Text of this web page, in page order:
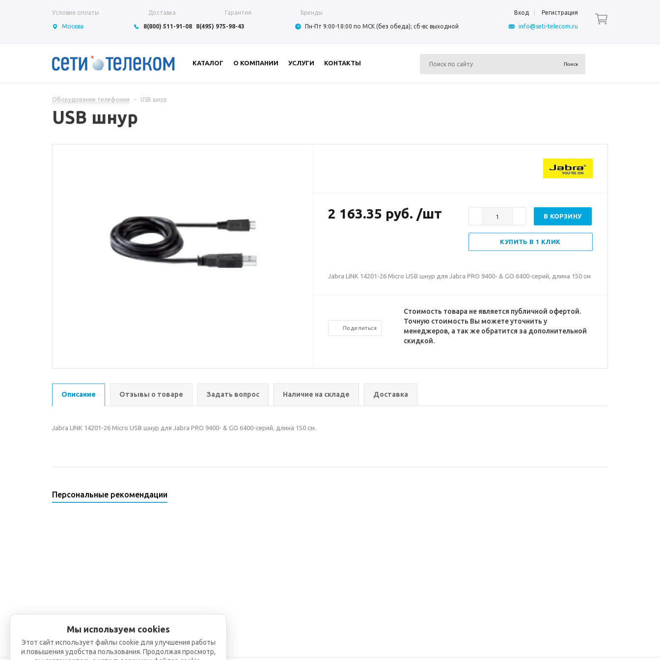
Условия оплаты Доставка Гарантия Бренды Вход Регистрация
Москва 8(800) 511-91-08 8(495) 975-98-43 Пн-Пт 9:00-18:00 по МСК (без обеда); сб-вс выходной info@seti-telecom.ru
КАТАЛОГ О КОМПАНИИ УСЛУГИ КОНТАКТЫ
Оборудование телефонии - USB шнур
USB шнур
2 163.35 руб. /шт В КОРЗИНУ
КУПИТЬ В 1 КЛИК
Jabra LINK 14201-26 Micro USB шнур для Jabra PRO 9400- & GO 6400-серий, длина 150 см
Поделиться
Стоимость товара не является публичной офертой.
Точную стоимость Вы можете уточнить у
менеджеров, а так же обратится за дополнительной
скидкой.
Описание Отзывы о товаре Задать вопрос Наличие на складе Доставка
Jabra LINK 14201-26 Micro USB шнур для Jabra PRO 9400- & GO 6400-серий, длина 150 см.
Персональные рекомендации
Мы используем cookies
Этот сайт использует файлы cookie для улучшения работы
и повышения удобства пользования. Продолжая просмотр,